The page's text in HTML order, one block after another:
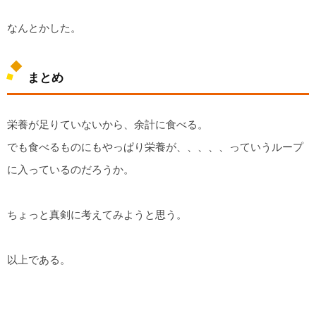
なんとかした。
まとめ
栄養が足りていないから、余計に食べる。
でも食べるものにもやっぱり栄養が、、、、、っていうループ
に入っているのだろうか。
ちょっと真剣に考えてみようと思う。
以上である。